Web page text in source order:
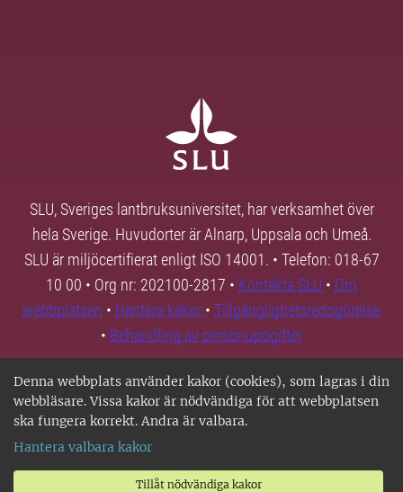
Denna webbplats använder kakor (cookies), som lagras i din
webbläsare. Vissa kakor är nödvändiga för att webbplatsen
ska fungera korrekt. Andra är valbara.
Hantera valbara kakor
Tillåt nödvändiga kakor
SLU, Sveriges lantbruksuniversitet, har verksamhet över
hela Sverige. Huvudorter är Alnarp, Uppsala och Umeå.
SLU är miljöcertifierat enligt ISO 14001. • Telefon: 018-67
10 00 • Org nr: 202100-2817 • Kontakta SLU • Om
webbplatsen • Hantera kakor • Tillgänglighetsredogörelse
• Behandling av personuppgifter